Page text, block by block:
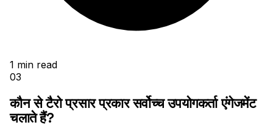
1 min read
03
कौन से टैरो प्रसार प्रकार सर्वोच्च उपयोगकर्ता एंगेजमेंट
चलाते हैं?